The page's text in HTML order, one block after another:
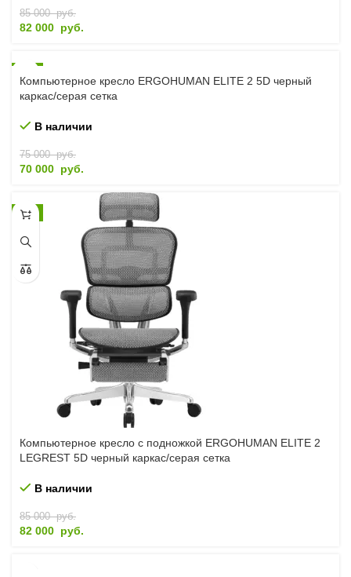
85 000руб.
82 000 руб.
Компьютерное кресло ERGOHUMAN ELITE 2 5D черный
каркас/серая сетка
В наличии
75 000руб.
70 000 руб.
-4%
Компьютерное кресло с подножкой ERGOHUMAN ELITE 2
LEGREST 5D черный каркас/серая сетка
В наличии
85 000руб.
82 000 руб.